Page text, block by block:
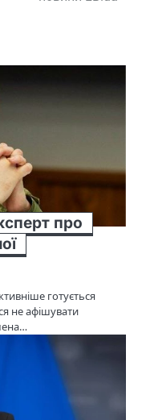
про
готується
не афішувати